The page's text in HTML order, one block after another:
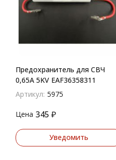
Предохранитель для СВЧ
0,65A 5KV EAF36358311
Артикул: 5975
Цена 345 ₽
Уведомить